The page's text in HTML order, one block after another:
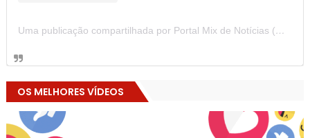
Uma publicação compartilhada por Portal Mix de Notícias (@portalmixdenoticias)
OS MELHORES VÍDEOS